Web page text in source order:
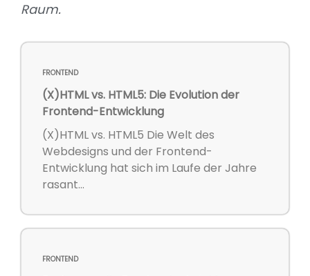
Raum.
FRONTEND
(X)HTML vs. HTML5: Die Evolution der
Frontend-Entwicklung
(X)HTML vs. HTML5 Die Welt des
Webdesigns und der Frontend-
Entwicklung hat sich im Laufe der Jahre
rasant...
FRONTEND